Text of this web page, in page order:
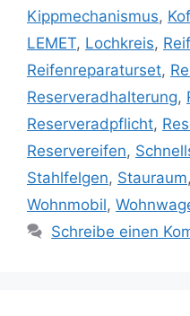
Kippmechanismus,
LEMET, Lochkreis,
Reifenreparaturset,
Reserveradhalterung,
Reserveradpflicht,
Reservereifen,
Stahlfelgen, Stauraum,
Wohnmobil,
Schreibe einen